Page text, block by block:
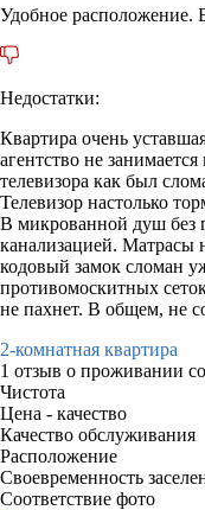
Удобное расположение.
Недостатки:
Квартира очень
агентство не
телевизора как был
Телевизор настолько
В микрованной душ без
канализацией. Матрасы
кодовый замок сломан
противомоскитных
не пахнет. В общем, не
2-комнатная квартира
1 отзыв о проживании
Чистота
Цена - качество
Качество обслуживания
Расположение
Своевременность
Соответствие фото